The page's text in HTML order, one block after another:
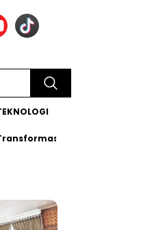
Posyandu Era Baru